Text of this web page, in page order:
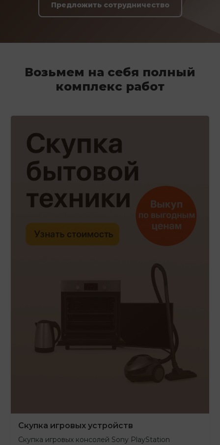
Предложить сотрудничество
Возьмем на себя полный
комплекс работ
Скупка игровых устройств
Скупка игровых консолей Sony PlayStation